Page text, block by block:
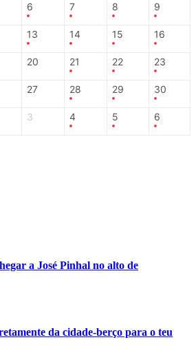
6 7 8 9
13 14 15 16
20 21 22 23
27 28 29 30
3 4 5 6
a José Pinhal no alto de
da cidade-berço para o teu